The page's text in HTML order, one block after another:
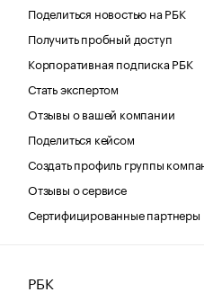
Поделиться новостью на РБК
Получить пробный доступ
Корпоративная подписка РБК
Стать экспертом
Отзывы о вашей компании
Поделиться кейсом
Создать профиль группы
Отзывы о сервисе
Сертифицированные партнеры
РБК